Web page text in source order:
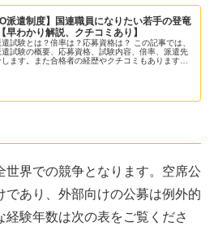
派遣制度】国連職員になりたい若手の登竜
早わかり解説、クチコミあり】
試験とは？倍率は？応募資格は？ この記事では、
試験の概要、応募資格、試験内容、倍率、派遣先
します。また合格者の経歴やクチコミもあります！
世界での競争となります。空席公
であり、外部向けの公募は例外的
経験年数は次の表をご覧くださ